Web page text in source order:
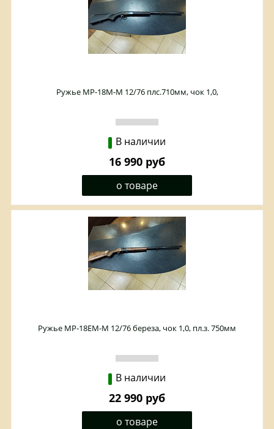
Ружье МР-18М-М 12/76 плс.710мм, чок 1,0,
В наличии
16 990 руб
о товаре
Ружье МР-18ЕМ-М 12/76 береза, чок 1,0, пл.з. 750мм
В наличии
22 990 руб
о товаре